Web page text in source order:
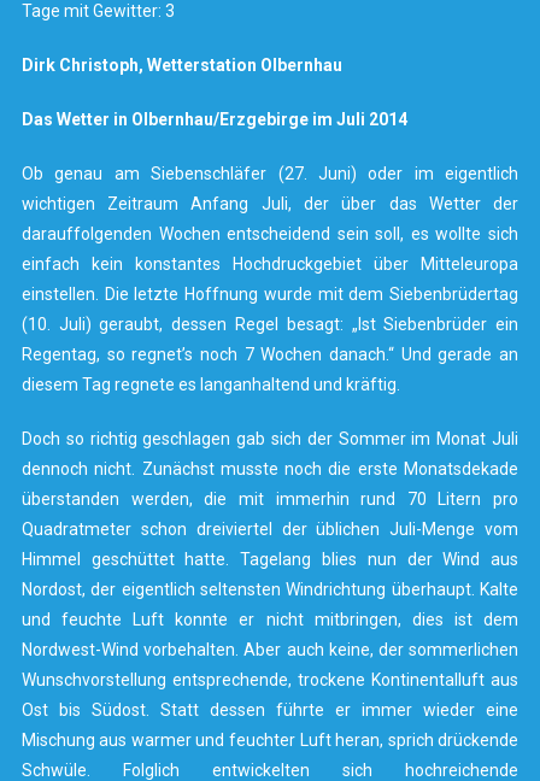
Tage mit Gewitter: 3
Dirk Christoph, Wetterstation Olbernhau
Das Wetter in Olbernhau/Erzgebirge im Juli 2014
Ob genau am Siebenschläfer (27. Juni) oder im eigentlich
wichtigen Zeitraum Anfang Juli, der über das Wetter der
darauffolgenden Wochen entscheidend sein soll, es wollte sich
einfach kein konstantes Hochdruckgebiet über Mitteleuropa
einstellen. Die letzte Hoffnung wurde mit dem Siebenbrüdertag
(10. Juli) geraubt, dessen Regel besagt: „Ist Siebenbrüder ein
Regentag, so regnet’s noch 7 Wochen danach.“ Und gerade an
diesem Tag regnete es langanhaltend und kräftig.
Doch so richtig geschlagen gab sich der Sommer im Monat Juli
dennoch nicht. Zunächst musste noch die erste Monatsdekade
überstanden werden, die mit immerhin rund 70 Litern pro
Quadratmeter schon dreiviertel der üblichen Juli-Menge vom
Himmel geschüttet hatte. Tagelang blies nun der Wind aus
Nordost, der eigentlich seltensten Windrichtung überhaupt. Kalte
und feuchte Luft konnte er nicht mitbringen, dies ist dem
Nordwest-Wind vorbehalten. Aber auch keine, der sommerlichen
Wunschvorstellung entsprechende, trockene Kontinentalluft aus
Ost bis Südost. Statt dessen führte er immer wieder eine
Mischung aus warmer und feuchter Luft heran, sprich drückende
Schwüle. Folglich entwickelten sich hochreichende